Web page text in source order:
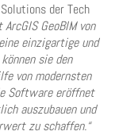
der Tech
ArcGIS GeoBIM von
einzigartige und
sie den
von modernsten
Software eröffnet
auszubauen und
zu schaffen.“